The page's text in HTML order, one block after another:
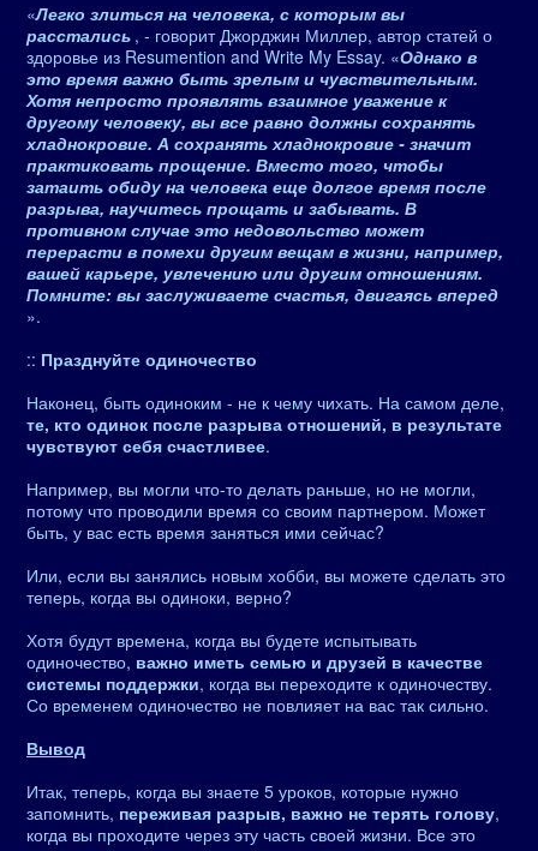
«Легко злиться на человека, с которым вы
расстались , - говорит Джорджин Миллер, автор статей о
здоровье из Resumention and Write My Essay. «Однако в
это время важно быть зрелым и чувствительным.
Хотя непросто проявлять взаимное уважение к
другому человеку, вы все равно должны сохранять
хладнокровие. А сохранять хладнокровие - значит
практиковать прощение. Вместо того, чтобы
затаить обиду на человека еще долгое время после
разрыва, научитесь прощать и забывать. В
противном случае это недовольство может
перерасти в помехи другим вещам в жизни, например,
вашей карьере, увлечению или другим отношениям.
Помните: вы заслуживаете счастья, двигаясь вперед
».
:: Празднуйте одиночество
Наконец, быть одиноким - не к чему чихать. На самом деле,
те, кто одинок после разрыва отношений, в результате
чувствуют себя счастливее.
Например, вы могли что-то делать раньше, но не могли,
потому что проводили время со своим партнером. Может
быть, у вас есть время заняться ими сейчас?
Или, если вы занялись новым хобби, вы можете сделать это
теперь, когда вы одиноки, верно?
Хотя будут времена, когда вы будете испытывать
одиночество, важно иметь семью и друзей в качестве
системы поддержки, когда вы переходите к одиночеству.
Со временем одиночество не повлияет на вас так сильно.
Вывод
Итак, теперь, когда вы знаете 5 уроков, которые нужно
запомнить, переживая разрыв, важно не терять голову,
когда вы проходите через эту часть своей жизни. Все это